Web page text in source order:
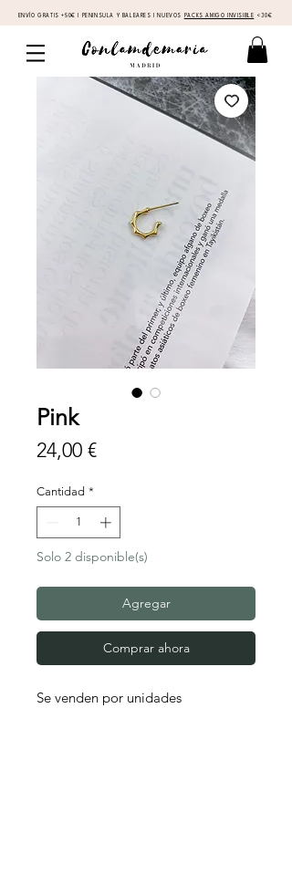
ENVÍO GRATIS +50€ I PENINSULA Y BALEARES I NUEVOS PACKS AMIGO INVISIBLE <30€
Pink
24,00 €Precio
Cantidad *
Solo 2 disponible(s)
Agregar
Comprar ahora
Se venden por unidades